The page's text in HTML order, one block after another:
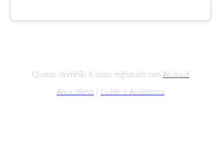
Questo dominio è stato registrato con Aruba.it
Area clienti Guide e Assistenza